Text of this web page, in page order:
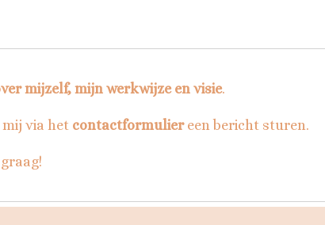
mijzelf, mijn werkwijze en visie.
via het contactformuliereen bericht sturen.